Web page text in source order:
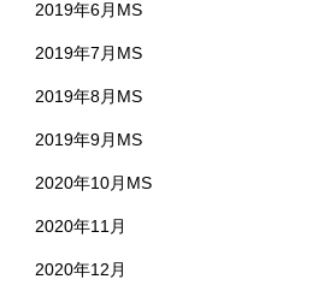
2019年6月MS
2019年7月MS
2019年8月MS
2019年9月MS
2020年10月MS
2020年11月
2020年12月